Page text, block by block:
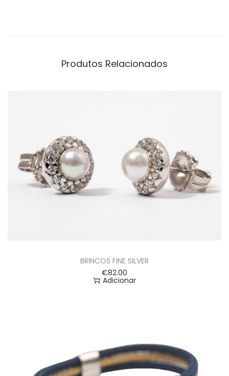
Produtos Relacionados
BRINCOS FINE SILVER
€82.00
Adicionar